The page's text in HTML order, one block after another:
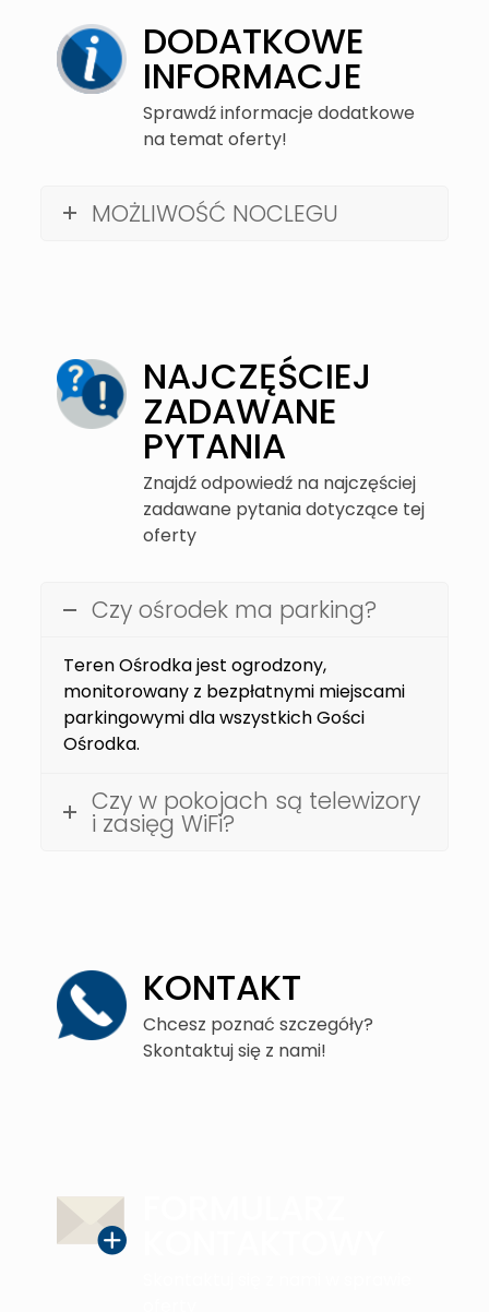
DODATKOWE
INFORMACJE
Sprawdź informacje dodatkowe
na temat oferty!
MOŻLIWOŚĆ NOCLEGU
NAJCZĘŚCIEJ
ZADAWANE
PYTANIA
Znajdź odpowiedź na najczęściej
zadawane pytania dotyczące tej
oferty
Czy ośrodek ma parking?
Teren Ośrodka jest ogrodzony,
monitorowany z bezpłatnymi miejscami
parkingowymi dla wszystkich Gości
Ośrodka.
Czy w pokojach są telewizory
i zasięg WiFi?
KONTAKT
Chcesz poznać szczegóły?
Skontaktuj się z nami!